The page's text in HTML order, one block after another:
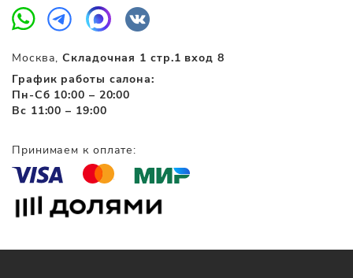
Москва,Складочная 1 стр.1 вход 8
График работы салона:
Пн-Сб 10:00 – 20:00
Вс 11:00 – 19:00
Принимаем к оплате: